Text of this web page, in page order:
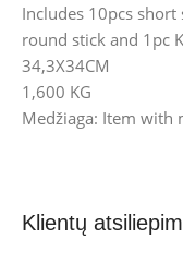
Includes 10pcs
round stick and 1pc
34,3X34CM
1,600 KG
Medžiaga: Item with
Klientų